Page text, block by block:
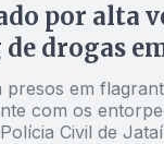
por alta
drogas
presos em
com os
Civil de Jataí